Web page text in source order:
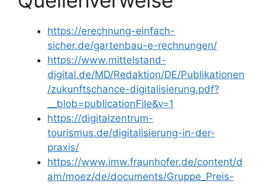
https://erechnung-einfach-
sicher.de/gartenbau-e-rechnungen/
https://www.mittelstand-
digital.de/MD/Redaktion/DE/Publikationen
/zukunftschance-digitalisierung.pdf?
__blob=publicationFile&v=1
https://digitalzentrum-
tourismus.de/digitalisierung-in-der-
praxis/
https://www.imw.fraunhofer.de/content/d
am/moez/de/documents/Gruppe_Preis-